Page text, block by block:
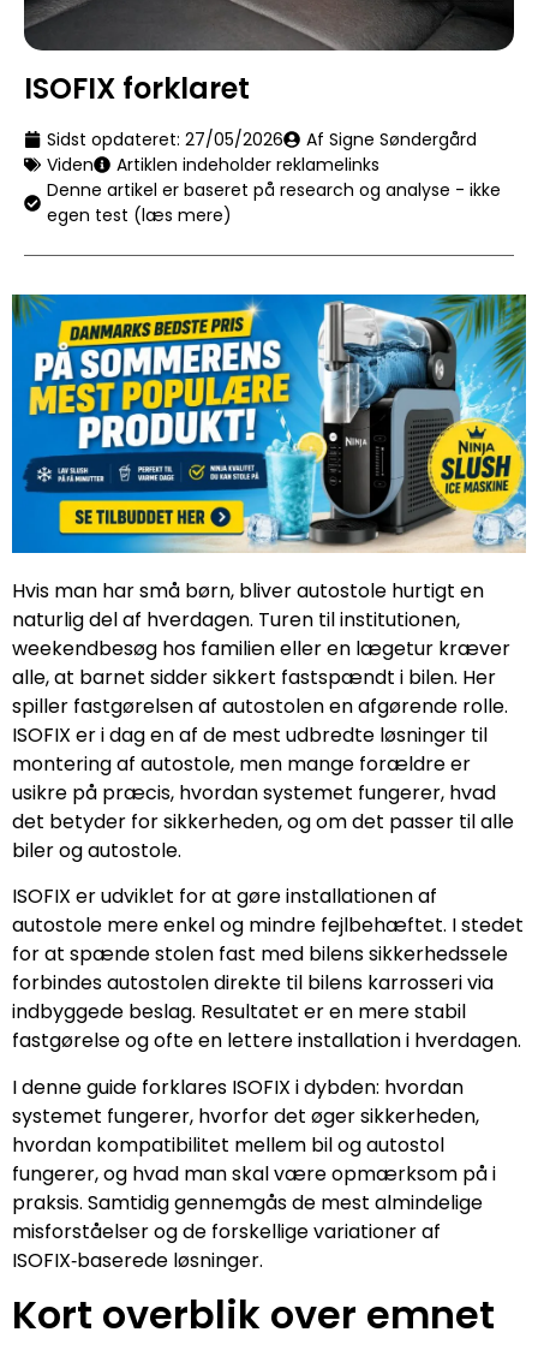
ISOFIX forklaret
Sidst opdateret: 27/05/2026
Af Signe Søndergård
Viden
Artiklen indeholder reklamelinks
Denne artikel er baseret på research og analyse - ikke
egen test (læs mere)
Hvis man har små børn, bliver autostole hurtigt en
naturlig del af hverdagen. Turen til institutionen,
weekendbesøg hos familien eller en lægetur kræver
alle, at barnet sidder sikkert fastspændt i bilen. Her
spiller fastgørelsen af autostolen en afgørende rolle.
ISOFIX er i dag en af de mest udbredte løsninger til
montering af autostole, men mange forældre er
usikre på præcis, hvordan systemet fungerer, hvad
det betyder for sikkerheden, og om det passer til alle
biler og autostole.
ISOFIX er udviklet for at gøre installationen af
autostole mere enkel og mindre fejlbehæftet. I stedet
for at spænde stolen fast med bilens sikkerhedssele
forbindes autostolen direkte til bilens karrosseri via
indbyggede beslag. Resultatet er en mere stabil
fastgørelse og ofte en lettere installation i hverdagen.
I denne guide forklares ISOFIX i dybden: hvordan
systemet fungerer, hvorfor det øger sikkerheden,
hvordan kompatibilitet mellem bil og autostol
fungerer, og hvad man skal være opmærksom på i
praksis. Samtidig gennemgås de mest almindelige
misforståelser og de forskellige variationer af
ISOFIX‑baserede løsninger.
Kort overblik over emnet